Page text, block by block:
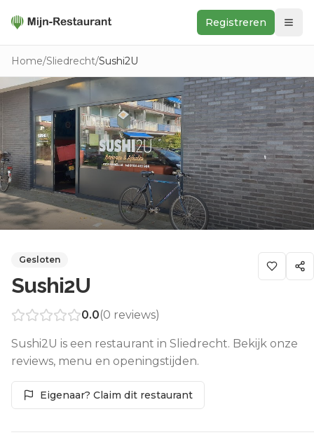
Registreren
Zoeken
In de buurt
Ontdek
Keukens
Foodwall
Reviews
Home/Sliedrecht/Sushi2U
Gesloten
Sushi2U
0.0(0 reviews)
Sushi2U is een restaurant in Sliedrecht. Bekijk onze
reviews, menu en openingstijden.
Eigenaar? Claim dit restaurant